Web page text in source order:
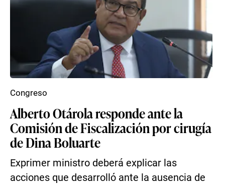
Alberto Otárola responde ante la
Comisión de Fiscalización por cirugía
de Dina Boluarte
Exprimer ministro deberá explicar las
acciones que desarrolló ante la ausencia de
Congreso